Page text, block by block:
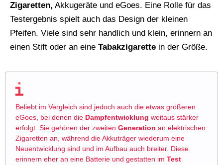
Zigaretten, Akkugeräte und eGoes. Eine Rolle für das
Testergebnis spielt auch das Design der kleinen
Pfeifen. Viele sind sehr handlich und klein, erinnern an
einen Stift oder an eine Tabakzigarette in der Größe.
Beliebt im Vergleich sind jedoch auch die etwas größeren
eGoes, bei denen die Dampfentwicklung weitaus stärker
erfolgt. Sie gehören der zweiten Generation an elektrischen
Zigaretten an, während die Akkuträger wiederum eine
Neuentwicklung sind und im Aufbau auch breiter. Diese
erinnern eher an eine Batterie und gestatten im Test